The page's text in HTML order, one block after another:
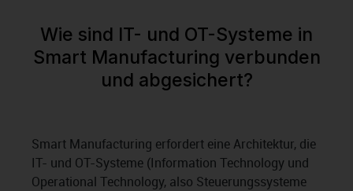
Wie sind IT- und OT-Systeme in
Smart Manufacturing verbunden
und abgesichert?
Smart Manufacturing erfordert eine Architektur, die
IT- und OT-Systeme (Information Technology und
Operational Technology, also Steuerungssysteme